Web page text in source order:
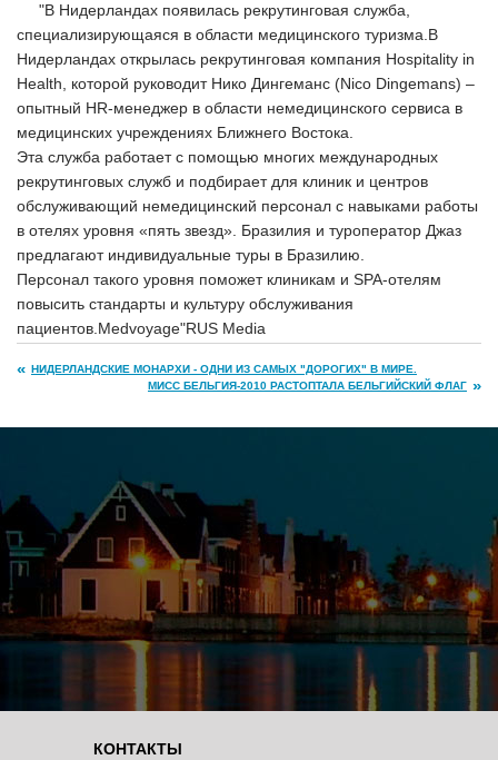
"В Нидерландах появилась рекрутинговая служба,
специализирующаяся в области медицинского туризма.В
Нидерландах открылась рекрутинговая компания Hospitality in
Health, которой руководит Нико Дингеманс (Nico Dingemans) –
опытный HR-менеджер в области немедицинского сервиса в
медицинских учреждениях Ближнего Востока.
Эта служба работает с помощью многих международных
рекрутинговых служб и подбирает для клиник и центров
обслуживающий немедицинский персонал с навыками работы
в отелях уровня «пять звезд». Бразилия и туроператор Джаз
предлагают индивидуальные туры в Бразилию.
Персонал такого уровня поможет клиникам и SPA-отелям
повысить стандарты и культуру обслуживания
пациентов.Medvoyage"RUS Media
НИДЕРЛАНДСКИЕ МОНАРХИ - ОДНИ ИЗ САМЫХ "ДОРОГИХ" В МИРЕ.
МИСС БЕЛЬГИЯ-2010 РАСТОПТАЛА БЕЛЬГИЙСКИЙ ФЛАГ
КОНТАКТЫ